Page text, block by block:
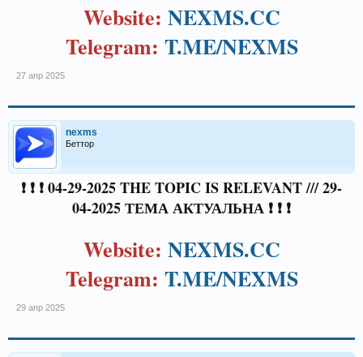
Website: NEXMS.CC
Telegram: T.ME/NEXMS
27 апр 2025
nexms
Беттор
❗ ❗ ❗ 04-29-2025 THE TOPIC IS RELEVANT /// 29-
04-2025 ТЕМА АКТУАЛЬНА ❗ ❗ ❗
Website: NEXMS.CC
Telegram: T.ME/NEXMS
29 апр 2025